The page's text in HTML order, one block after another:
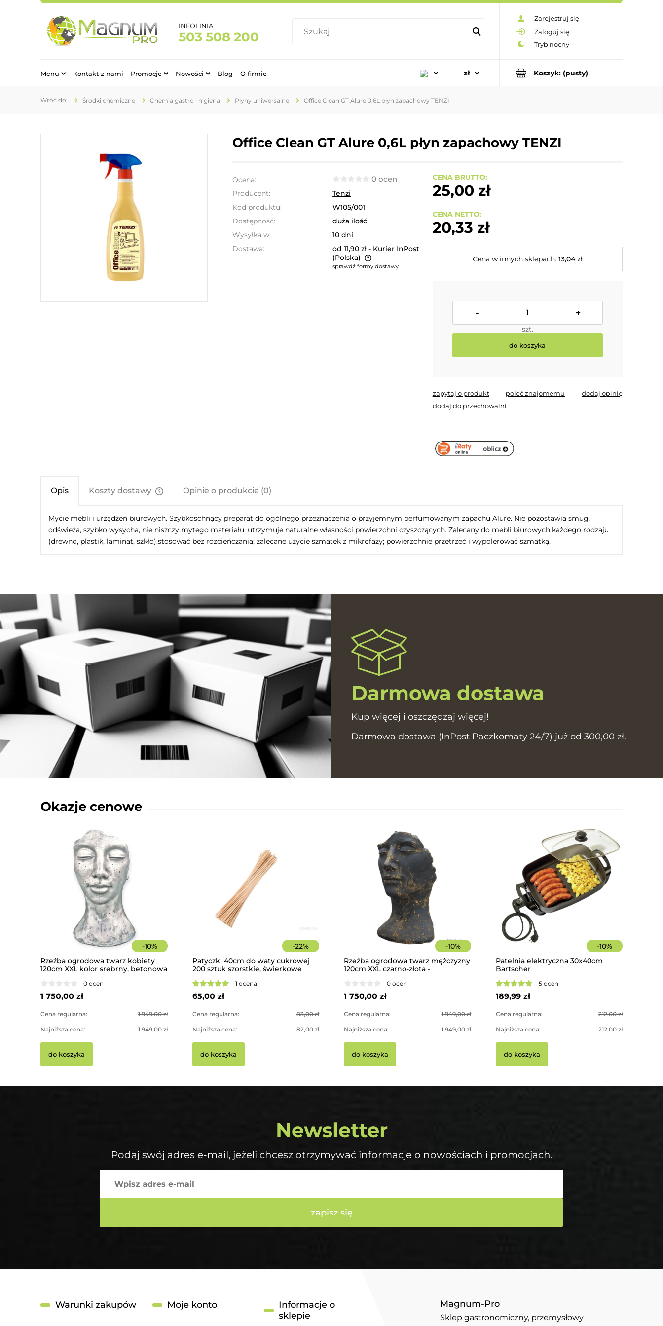
Zarejestruj się
Zaloguj się
INFOLINIA
503 508 200
Koszyk: (pusty)
Menu Kontakt z nami Promocje Nowości Blog O firmie
Środki chemiczne Chemia gastro i higiena Płyny uniwersalne Office Clean GT Alure 0,6L płyn zapachowy TENZI
Office Clean GT Alure 0,6L płyn zapachowy TENZI
Ocena: 0 ocen
Producent:
Tenzi
Kod produktu:
W105/001
Dostępność:
duża ilość
Wysyłka w:
10 dni
Dostawa:
od 11,90 zł - Kurier InPost
(Polska)
sprawdź formy dostawy
CENA BRUTTO:
25,00 zł
CENA NETTO:
20,33 zł
Cena w innych sklepach: 13,04 zł
- +
szt.
do koszyka
zapytaj o produkt poleć znajomemu
dodaj opinię
dodaj do przechowalni
Opis Koszty dostawy
kosztów płatności
Opinie o produkcie (0)
Mycie mebli i urządzeń biurowych. Szybkoschnący preparat do ogólnego przeznaczenia o przyjemnym perfumowanym zapachu Alure. Nie pozostawia smug,
odświeża, szybko wysycha, nie niszczy mytego materiału, utrzymuje naturalne własności powierzchni czyszczących. Zalecany do mebli biurowych każdego rodzaju
(drewno, plastik, laminat, szkło).stosować bez rozcieńczania; zalecane użycie szmatek z mikrofazy; powierzchnie przetrzeć i wypolerować szmatką.
Darmowa dostawa
Kup więcej i oszczędzaj więcej!
Darmowa dostawa (InPost Paczkomaty 24/7) już od 300,00 zł.
Okazje cenowe
-10%
Rzeźba ogrodowa twarz kobiety
120cm XXL kolor srebrny, betonowa
0 ocen
1 750,00 zł
Cena regularna: 1 949,00 zł
Najniższa cena: 1 949,00 zł
do koszyka
-22%
Patyczki 40cm do waty cukrowej
200 sztuk szorstkie, świerkowe
1 ocena
65,00 zł
Cena regularna: 83,00 zł
Najniższa cena: 82,00 zł
do koszyka
-10%
Rzeźba ogrodowa twarz mężczyzny
120cm XXL czarno-złota -
0 ocen
1 750,00 zł
Cena regularna: 1 949,00 zł
Najniższa cena: 1 949,00 zł
do koszyka
-10%
Patelnia elektryczna 30x40cm
Bartscher
5 ocen
189,99 zł
Cena regularna: 212,00 zł
Najniższa cena: 212,00 zł
do koszyka
Newsletter
Podaj swój adres e-mail, jeżeli chcesz otrzymywać informacje o nowościach i promocjach.
zapisz się
Magnum-Pro
Sklep gastronomiczny, przemysłowy
Warunki zakupów Moje konto
Informacje o
sklepie